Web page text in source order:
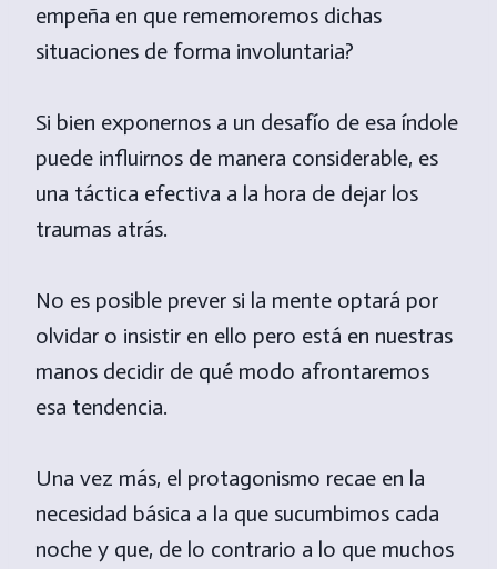
empeña en que rememoremos dichas
situaciones de forma involuntaria?
Si bien exponernos a un desafío de esa índole
puede influirnos de manera considerable, es
una táctica efectiva a la hora de dejar los
traumas atrás.
No es posible prever si la mente optará por
olvidar o insistir en ello pero está en nuestras
manos decidir de qué modo afrontaremos
esa tendencia.
Una vez más, el protagonismo recae en la
necesidad básica a la que sucumbimos cada
noche y que, de lo contrario a lo que muchos